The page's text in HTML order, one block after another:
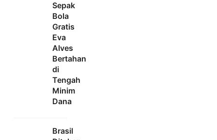
Sepak
Bola
Gratis
Eva
Alves
Bertahan
di
Tengah
Minim
Dana
Brasil